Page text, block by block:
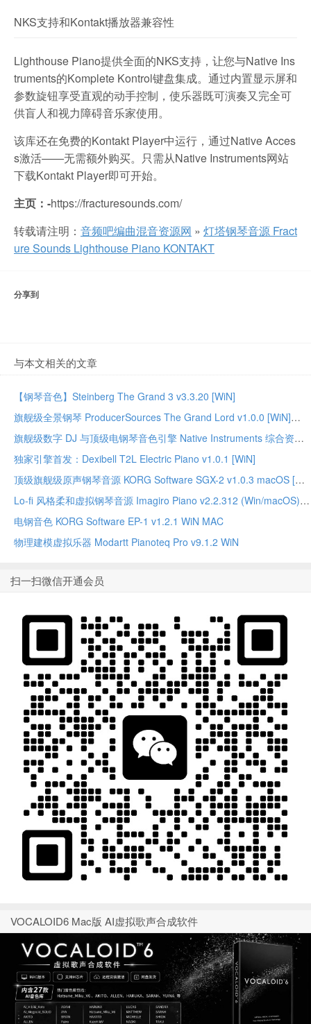
NKS支持和Kontakt播放器兼容性
Lighthouse Piano提供全面的NKS支持，让您与Native Ins
truments的Komplete Kontrol键盘集成。通过内置显示屏和
参数旋钮享受直观的动手控制，使乐器既可演奏又完全可
供盲人和视力障碍音乐家使用。
该库还在免费的Kontakt Player中运行，通过Native Acces
s激活——无需额外购买。只需从Native Instruments网站
下载Kontakt Player即可开始。
主页：-https://fracturesounds.com/
转载请注明： 音频吧编曲混音资源网 » 灯塔钢琴音源 Fract
ure Sounds Lighthouse Piano KONTAKT
分享到
与本文相关的文章
【钢琴音色】Steinberg The Grand 3 v3.3.20 [WiN]
旗舰级全景钢琴 ProducerSources The Grand Lord v1.0.0 [WiN]
旗舰级数字 DJ 与顶级电钢琴音色引擎 Native Instruments 综合资源合集
独家引擎首发：Dexibell T2L Electric Piano v1.0.1 [WiN]
顶级旗舰级原声钢琴音源 KORG Software SGX-2 v1.0.3 macOS [MORiA]
Lo-fi 风格柔和虚拟钢琴音源 Imagiro Piano v2.2.312 (Win/macOS)-TEAM SEA SLUG
电钢音色 KORG Software EP-1 v1.2.1 WiN MAC
物理建模虚拟乐器 Modartt Pianoteq Pro v9.1.2 WiN
扫一扫微信开通会员
VOCALOID6 Mac版 AI虚拟歌声合成软件